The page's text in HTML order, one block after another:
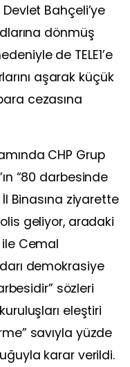
Bahçeli’ye
dönmüş
de TELE1’e
aşarak küçük
cezasına
CHP Grup
“80 darbesinde
Binasına ziyarette
geliyor, aradaki
Cemal
demokrasiye
sözleri
eleştiri
savıyla yüzde
karar verildi.